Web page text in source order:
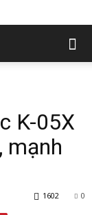
K-05X
mạnh
0
1602